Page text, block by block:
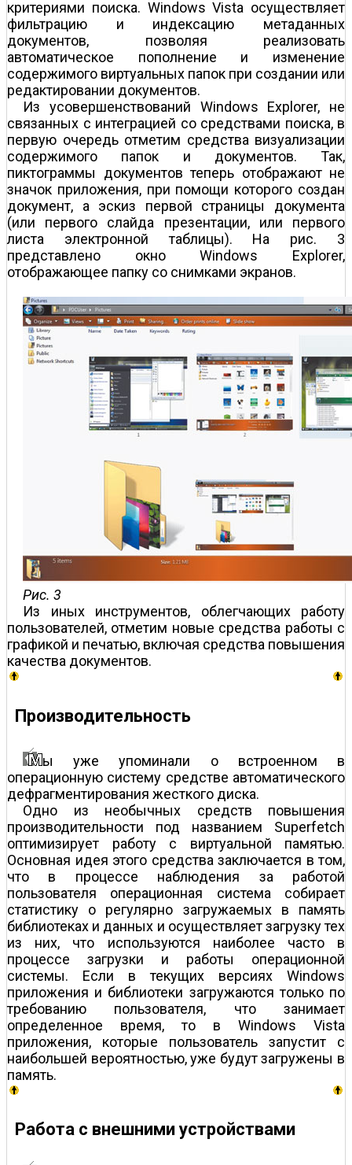
критериями поиска. Windows Vista осуществляет
фильтрацию и индексацию метаданных
документов, позволяя реализовать
автоматическое пополнение и изменение
содержимого виртуальных папок при создании или
редактировании документов.
Из усовершенствований Windows Explorer, не
связанных с интеграцией со средствами поиска, в
первую очередь отметим средства визуализации
содержимого папок и документов. Так,
пиктограммы документов теперь отображают не
значок приложения, при помощи которого создан
документ, а эскиз первой страницы документа
(или первого слайда презентации, или первого
листа электронной таблицы). На рис. 3
представлено окно Windows Explorer,
отображающее папку со снимками экранов.
Рис. 3
Из иных инструментов, облегчающих работу
пользователей, отметим новые средства работы с
графикой и печатью, включая средства повышения
качества документов.
Производительность
ы уже упоминали о встроенном в
операционную систему средстве автоматического
дефрагментирования жесткого диска.
Одно из необычных средств повышения
производительности под названием Superfetch
оптимизирует работу с виртуальной памятью.
Основная идея этого средства заключается в том,
что в процессе наблюдения за работой
пользователя операционная система собирает
статистику о регулярно загружаемых в память
библиотеках и данных и осуществляет загрузку тех
из них, что используются наиболее часто в
процессе загрузки и работы операционной
системы. Если в текущих версиях Windows
приложения и библиотеки загружаются только по
требованию пользователя, что занимает
определенное время, то в Windows Vista
приложения, которые пользователь запустит с
наибольшей вероятностью, уже будут загружены в
память.
Работа с внешними устройствами